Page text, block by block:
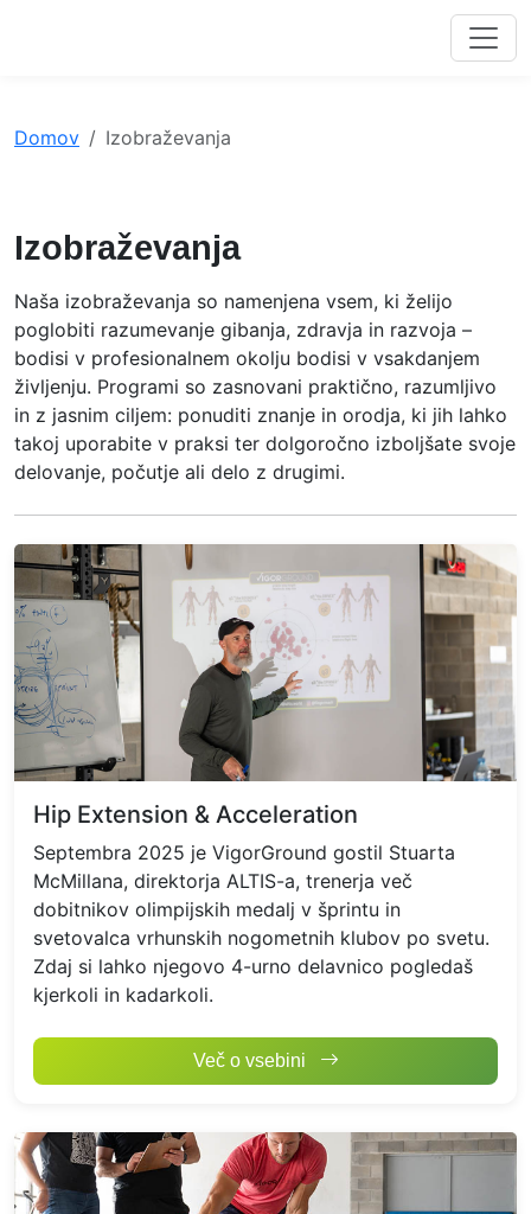
Domov Izobraževanja
Izobraževanja
Naša izobraževanja so namenjena vsem, ki želijo
poglobiti razumevanje gibanja, zdravja in razvoja –
bodisi v profesionalnem okolju bodisi v vsakdanjem
življenju. Programi so zasnovani praktično, razumljivo
in z jasnim ciljem: ponuditi znanje in orodja, ki jih lahko
takoj uporabite v praksi ter dolgoročno izboljšate svoje
delovanje, počutje ali delo z drugimi.
Hip Extension & Acceleration
Septembra 2025 je VigorGround gostil Stuarta
McMillana, direktorja ALTIS-a, trenerja več
dobitnikov olimpijskih medalj v šprintu in
svetovalca vrhunskih nogometnih klubov po svetu.
Zdaj si lahko njegovo 4-urno delavnico pogledaš
kjerkoli in kadarkoli.
Več o vsebini Hip Extension &